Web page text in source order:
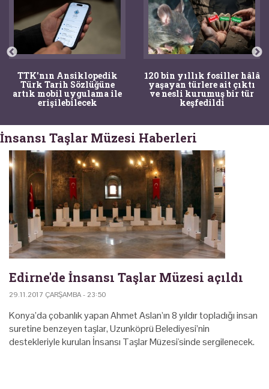
TTK'nın Ansiklopedik
Türk Tarih Sözlüğüne
artık mobil uygulama ile
erişilebilecek
120 bin yıllık fosiller hâlâ
yaşayan türlere ait çıktı
ve nesli kurumuş bir tür
keşfedildi
İnsansı Taşlar Müzesi Haberleri
Edirne'de İnsansı Taşlar Müzesi açıldı
29.11.2017 ÇARŞAMBA - 23:50
Konya’da çobanlık yapan Ahmet Aslan’ın 8 yıldır topladığı insan
suretine benzeyen taşlar, Uzunköprü Belediyesi’nin
destekleriyle kurulan İnsansı Taşlar Müzesi'sinde sergilenecek.